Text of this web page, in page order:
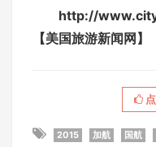
http://
【美国旅游新闻网】
2015 加航 国航